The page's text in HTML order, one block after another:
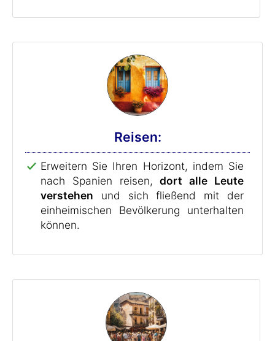
Reisen:
Erweitern Sie Ihren Horizont, indem Sie
nach Spanien reisen,dort alle Leute
verstehen und sich fließend mit der
einheimischen Bevölkerung unterhalten
können.